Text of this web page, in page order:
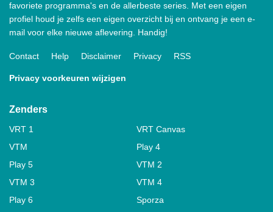
favoriete programma's en de allerbeste series. Met een eigen
profiel houd je zelfs een eigen overzicht bij en ontvang je een e-
mail voor elke nieuwe aflevering. Handig!
Contact Help Disclaimer Privacy RSS
Privacy voorkeuren wijzigen
Zenders
VRT 1
VRT Canvas
VTM
Play 4
Play 5
VTM 2
VTM 3
VTM 4
Play 6
Sporza